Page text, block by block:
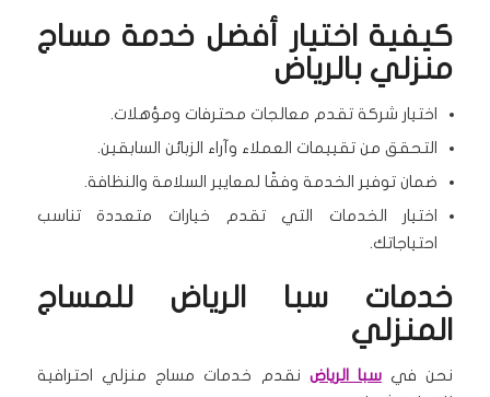
كيفية اختيار أفضل خدمة مساج
منزلي بالرياض
اختيار شركة تقدم معالجات محترفات ومؤهلات.
التحقق من تقييمات العملاء وآراء الزبائن السابقين.
ضمان توفير الخدمة وفقًا لمعايير السلامة والنظافة.
اختيار الخدمات التي تقدم خيارات متعددة تناسب
احتياجاتك.
خدمات سبا الرياض للمساج
المنزلي
نحن فيسبا الرياض نقدم خدمات مساج منزلي احترافية